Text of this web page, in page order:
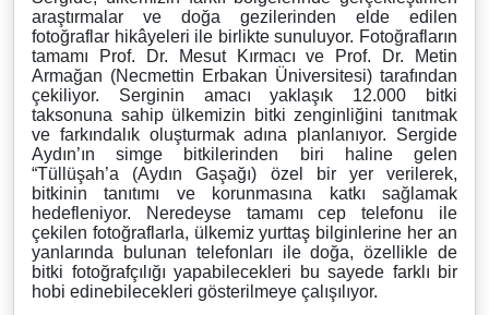
araştırmalar ve doğa gezilerinden elde edilen
fotoğraflar hikâyeleri ile birlikte sunuluyor. Fotoğrafların
tamamı Prof. Dr. Mesut Kırmacı ve Prof. Dr. Metin
Armağan (Necmettin Erbakan Üniversitesi) tarafından
çekiliyor. Serginin amacı yaklaşık 12.000 bitki
taksonuna sahip ülkemizin bitki zenginliğini tanıtmak
ve farkındalık oluşturmak adına planlanıyor. Sergide
Aydın’ın simge bitkilerinden biri haline gelen
“Tüllüşah’a (Aydın Gaşağı) özel bir yer verilerek,
bitkinin tanıtımı ve korunmasına katkı sağlamak
hedefleniyor. Neredeyse tamamı cep telefonu ile
çekilen fotoğraflarla, ülkemiz yurttaş bilginlerine her an
yanlarında bulunan telefonları ile doğa, özellikle de
bitki fotoğrafçılığı yapabilecekleri bu sayede farklı bir
hobi edinebilecekleri gösterilmeye çalışılıyor.